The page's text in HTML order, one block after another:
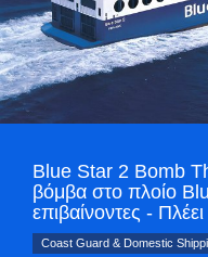
Business
Travel
World
Style Adorés
Greece
Blue Star 2 Bomb
βόμβα στο πλοίο
επιβαίνοντες -
Coast Guard & Domestic